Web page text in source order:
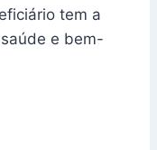
tem a
e bem-